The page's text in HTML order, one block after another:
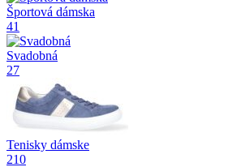
Športová dámska
41
Svadobná
27
Tenisky dámske
210